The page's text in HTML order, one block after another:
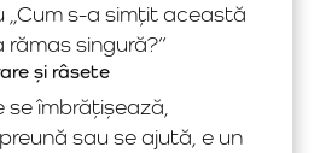
„Cum s-a simțit această
singură?”
și râsete
îmbrățișează,
sau se ajută, e un